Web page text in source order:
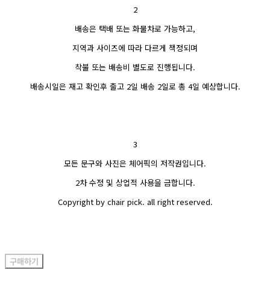
2
배송은 택배 또는 화물차로 가능하고,
지역과 사이즈에 따라 다르게 책정되며
착불 또는 배송비 별도로 진행됩니다.
배송시일은 재고 확인후 출고 2일 배송 2일로 총 4일 예상합니다.
3
모든 문구와 사진은 체어픽의 저작권입니다.
2차 수정 및 상업적 사용을 금합니다.
Copyright by chair pick. all right reserved.
구매하기